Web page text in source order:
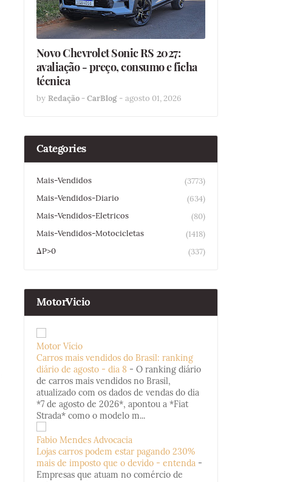
Novo Chevrolet Sonic RS 2027:
avaliação - preço, consumo e ficha
técnica
by Redação - CarBlog - agosto 01, 2026
Categories
Mais-Vendidos
(3773)
Mais-Vendidos-Diario
(634)
Mais-Vendidos-Eletricos
(80)
Mais-Vendidos-Motocicletas
(1418)
ΔP>0
(337)
MotorVicio
Motor Vício
Carros mais vendidos do Brasil: ranking
diário de agosto - dia 8 - O ranking diário
de carros mais vendidos no Brasil,
atualizado com os dados de vendas do dia
*7 de agosto de 2026*, apontou a *Fiat
Strada* como o modelo m...
Fabio Mendes Advocacia
Lojas carros podem estar pagando 230%
mais de imposto que o devido - entenda -
Empresas que atuam no comércio de